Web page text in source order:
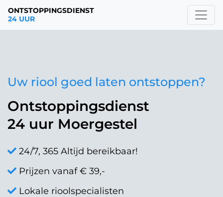
ONTSTOPPINGSDIENST
24 UUR
Uw riool goed laten ontstoppen?
Ontstoppingsdienst
24 uur Moergestel
24/7, 365 Altijd bereikbaar!
Prijzen vanaf € 39,-
Lokale rioolspecialisten